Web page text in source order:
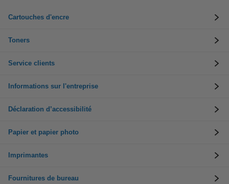
Cartouches d'encre
Toners
Service clients
Informations sur l'entreprise
Déclaration d’accessibilité
Papier et papier photo
Imprimantes
Fournitures de bureau